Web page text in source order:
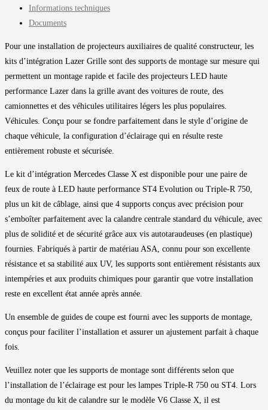
Informations techniques
Documents
Pour une installation de projecteurs auxiliaires de qualité constructeur, les
kits d’intégration Lazer Grille sont des supports de montage sur mesure qui
permettent un montage rapide et facile des projecteurs LED haute
performance Lazer dans la grille avant des voitures de route, des
camionnettes et des véhicules utilitaires légers les plus populaires.
Véhicules. Conçu pour se fondre parfaitement dans le style d’origine de
chaque véhicule, la configuration d’éclairage qui en résulte reste
entièrement robuste et sécurisée.
Le kit d’intégration Mercedes Classe X est disponible pour une paire de
feux de route à LED haute performance ST4 Evolution ou Triple-R 750,
plus un kit de câblage, ainsi que 4 supports conçus avec précision pour
s’emboîter parfaitement avec la calandre centrale standard du véhicule, avec
plus de solidité et de sécurité grâce aux vis autotaraudeuses (en plastique)
fournies. Fabriqués à partir de matériau ASA, connu pour son excellente
résistance et sa stabilité aux UV, les supports sont entièrement résistants aux
intempéries et aux produits chimiques pour garantir que votre installation
reste en excellent état année après année.
Un ensemble de guides de coupe est fourni avec les supports de montage,
conçus pour faciliter l’installation et assurer un ajustement parfait à chaque
fois.
Veuillez noter que les supports de montage sont différents selon que
l’installation de l’éclairage est pour les lampes Triple-R 750 ou ST4. Lors
du montage du kit de calandre sur le modèle V6 Classe X, il est